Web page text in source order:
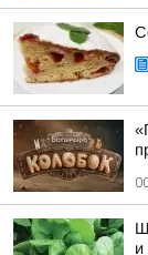
и